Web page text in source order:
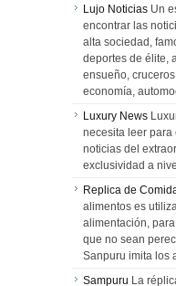
Lujo Noticias Un
encontrar las
alta sociedad,
deportes de élite,
ensueño,
economía,
Luxury News
necesita leer para
noticias del
exclusividad a
Replica de
alimentos es
alimentación,
que no sean
Sanpuru imita los
Sampuru La